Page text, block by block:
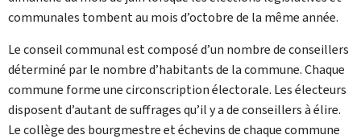
communales tombent au mois d’octobre de la même année.
Le conseil communal est composé d’un nombre de conseillers
déterminé par le nombre d’habitants de la commune. Chaque
commune forme une circonscription électorale. Les électeurs
disposent d’autant de suffrages qu’il y a de conseillers à élire.
Le collège des bourgmestre et échevins de chaque commune